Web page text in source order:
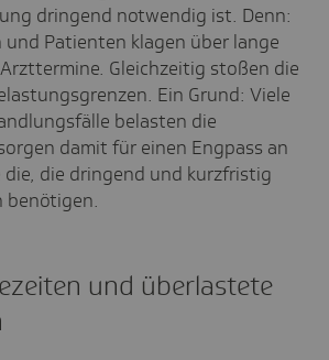
dringend notwendig ist. Denn:
Patienten klagen über lange
Gleichzeitig stoßen die
Ein Grund: Viele
belasten die
damit für einen Engpass an
die, die dringend und kurzfristig
benötigen.
und überlastete